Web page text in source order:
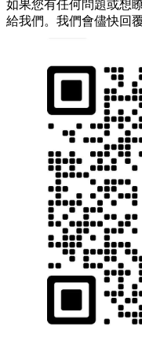
如果您有任何問題或想
給我們。我們會儘快回覆